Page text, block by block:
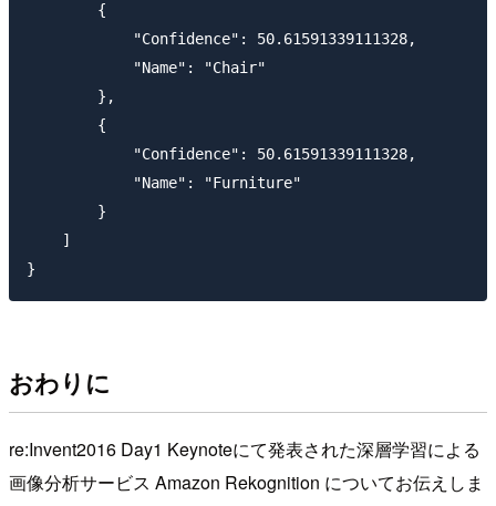
        {
            "Confidence": 50.61591339111328,
            "Name": "Chair"
        },
        {
            "Confidence": 50.61591339111328,
            "Name": "Furniture"
        }
    ]
おわりに
re:Invent2016 Day1 Keynoteにて発表された深層学習による
画像分析サービス Amazon Rekognition についてお伝えしま